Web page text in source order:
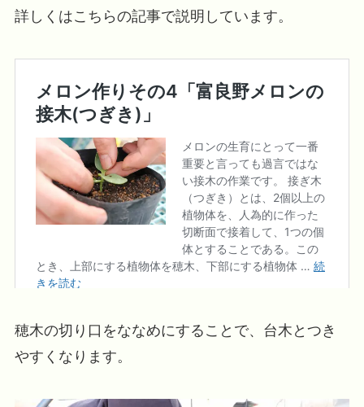
詳しくはこちらの記事で説明しています。
穂木の切り口をななめにすることで、台木とつき
やすくなります。